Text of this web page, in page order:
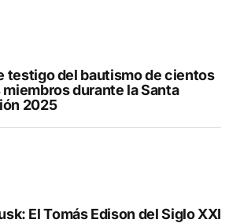
testigo del bautismo de cientos
durante la Santa
2025
El Tomás Edison del Siglo XXI